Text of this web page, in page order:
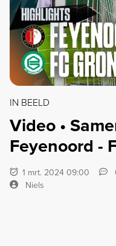
IN BEELD
Video •
Feyenoord -
1 mrt. 2024 09:00
Niels